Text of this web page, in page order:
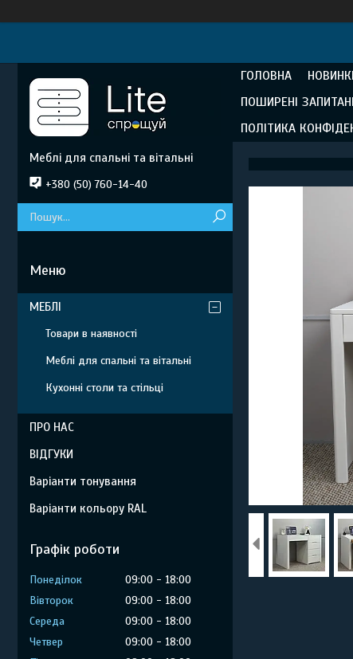
ГОЛОВНА
ПОШИРЕНІ
ПОЛІТИКА
Меблі для спальні та вітальні
+380 (50) 760-14-40
МЕБЛІ
Товари в наявності
Меблі для спальні та вітальні
Кухонні столи та стільці
ПРО НАС
ВІДГУКИ
Варіанти тонування
Варіанти кольору RAL
Графік роботи
Понеділок 09:00
18:00
Вівторок
09:00
18:00
Середа
09:00
18:00
Четвер
09:00
18:00